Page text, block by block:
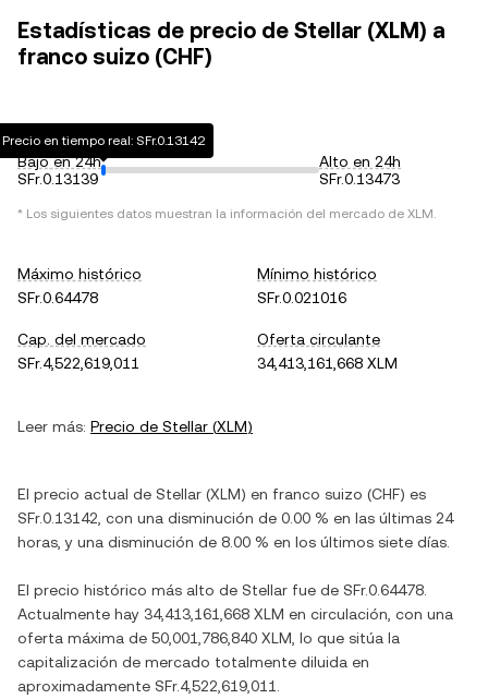
Estadísticas de precio de Stellar (XLM) a
franco suizo (CHF)
Bajo en 24h
SFr.0.13139
Precio en tiempo real: SFr.0.13142
Alto en 24h
SFr.0.13473
* Los siguientes datos muestran la información del mercado de XLM.
Máximo histórico
SFr.0.64478
Mínimo histórico
SFr.0.021016
Cap. del mercado
SFr.4,522,619,011
Oferta circulante
34,413,161,668 XLM
Leer más: Precio de Stellar (XLM)
El precio actual de Stellar (XLM) en franco suizo (CHF) es
SFr.0.13142 , con una disminución de 0.00 % en las últimas 24
horas, y una disminución de 8.00 % en los últimos siete días.
El precio histórico más alto de Stellar fue de SFr.0.64478
Actualmente hay 34,413,161,668 XLM en circulación, con una
oferta máxima de 50,001,786,840 XLM , lo que sitúa la
capitalización de mercado totalmente diluida en
aproximadamente SFr.4,522,619,011